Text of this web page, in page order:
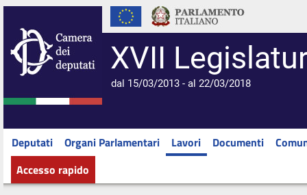
XVII
dal 15/03/2013 - al 22/03/2018
Deputati Organi Parlamentari Lavori Documenti
Accesso rapido